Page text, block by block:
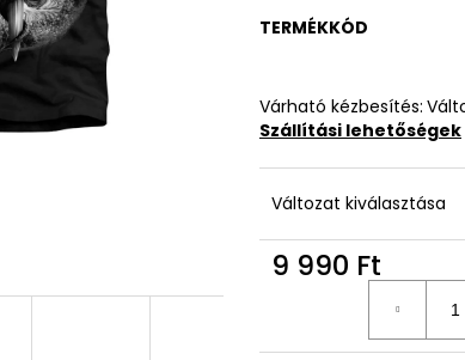
TERMÉKKÓD
Várható kézbesítés:
Szállítási lehetőségek
Változat kiválasztása
9 990 Ft